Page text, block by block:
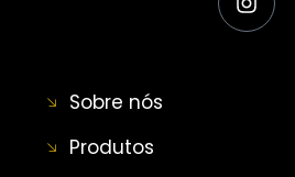
Sobre nós
Produtos